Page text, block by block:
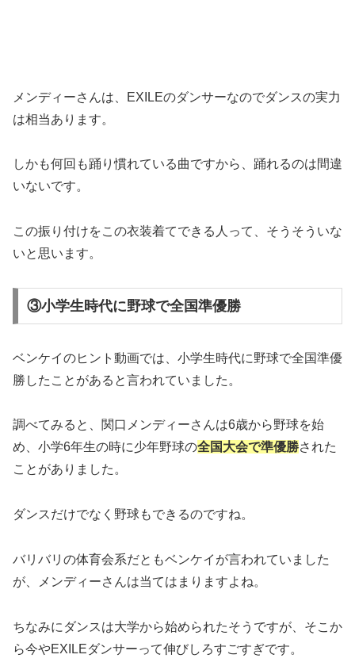
メンディーさんは、EXILEのダンサーなのでダンスの実力
は相当あります。
しかも何回も踊り慣れている曲ですから、踊れるのは間違
いないです。
この振り付けをこの衣装着てできる人って、そうそういな
いと思います。
③小学生時代に野球で全国準優勝
ベンケイのヒント動画では、小学生時代に野球で全国準優
勝したことがあると言われていました。
調べてみると、関口メンディーさんは6歳から野球を始
め、小学6年生の時に少年野球の全国大会で準優勝された
ことがありました。
ダンスだけでなく野球もできるのですね。
バリバリの体育会系だともベンケイが言われていました
が、メンディーさんは当てはまりますよね。
ちなみにダンスは大学から始められたそうですが、そこか
ら今やEXILEダンサーって伸びしろすごすぎです。